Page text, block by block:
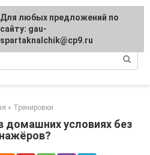
здоровья
» Тренировки
домашних условиях без
Для любых предложений по
сайту: gau-
spartaknalchik@cp9.ru